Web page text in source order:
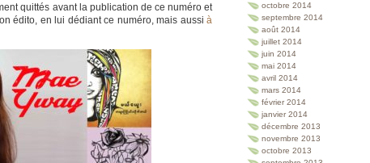
quittés avant la publication de ce numéro et
édito, en lui dédiant ce numéro, mais aussi à
octobre 2014
septembre 2014
août 2014
juillet 2014
juin 2014
mai 2014
avril 2014
mars 2014
février 2014
janvier 2014
décembre 2013
novembre 2013
octobre 2013